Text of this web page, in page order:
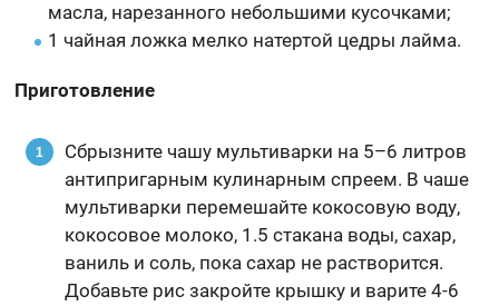
масла, нарезанного небольшими кусочками;
1 чайная ложка мелко натертой цедры лайма.
Приготовление
Сбрызните чашу мультиварки на 5–6 литров
антипригарным кулинарным спреем. В чаше
мультиварки перемешайте кокосовую воду,
кокосовое молоко, 1.5 стакана воды, сахар,
ваниль и соль, пока сахар не растворится.
Добавьте рис закройте крышку и варите 4-6